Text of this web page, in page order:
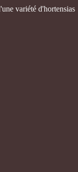
variété d'hortensias